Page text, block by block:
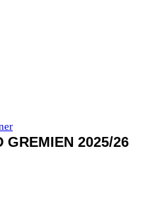
GREMIEN 2025/26